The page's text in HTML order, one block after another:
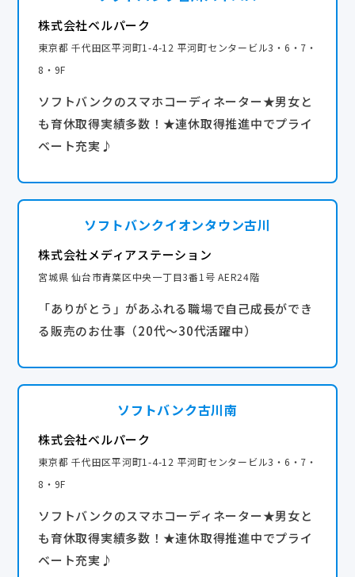
株式会社ベルパーク
東京都 千代田区平河町1-4-12 平河町センタービル3・6・7・
8・9F
ソフトバンクのスマホコーディネーター★男女と
も育休取得実績多数！★連休取得推進中でプライ
ベート充実♪
ソフトバンクイオンタウン古川
株式会社メディアステーション
宮城県 仙台市青葉区中央一丁目3番1号 AER24階
「ありがとう」があふれる職場で自己成長ができ
る販売のお仕事（20代～30代活躍中）
ソフトバンク古川南
株式会社ベルパーク
東京都 千代田区平河町1-4-12 平河町センタービル3・6・7・
8・9F
ソフトバンクのスマホコーディネーター★男女と
も育休取得実績多数！★連休取得推進中でプライ
ベート充実♪